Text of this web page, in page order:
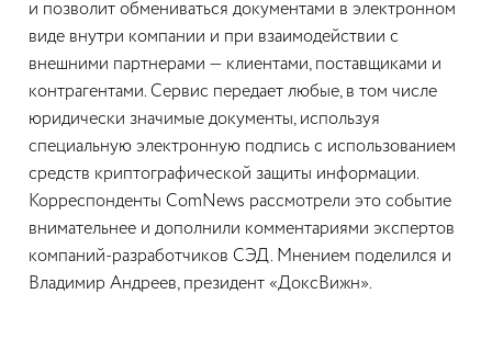
и позволит обмениваться документами в электронном
виде внутри компании и при взаимодействии с
внешними партнерами — клиентами, поставщиками и
контрагентами. Сервис передает любые, в том числе
юридически значимые документы, используя
специальную электронную подпись с использованием
средств криптографической защиты информации.
Корреспонденты ComNews рассмотрели это событие
внимательнее и дополнили комментариями экспертов
компаний-разработчиков СЭД. Мнением поделился и
Владимир Андреев, президент «ДоксВижн».